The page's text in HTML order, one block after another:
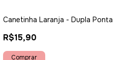
Canetinha Laranja - Dupla Ponta
R$15,90